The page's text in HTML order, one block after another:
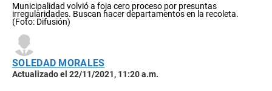
Municipalidad volvió a foja cero proceso por presuntas
irregularidades. Buscan hacer departamentos en la recoleta.
(Foto: Difusión)
SOLEDAD MORALES
Actualizado el 22/11/2021, 11:20 a.m.